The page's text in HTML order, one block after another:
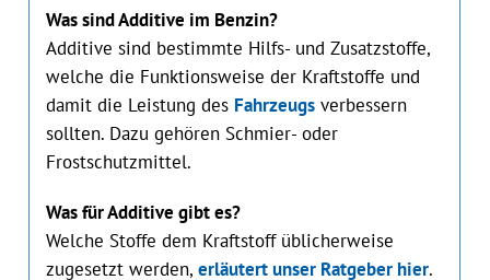
Was sind Additive im Benzin?
Additive sind bestimmte Hilfs- und Zusatzstoffe,
welche die Funktionsweise der Kraftstoffe und
damit die Leistung des Fahrzeugsverbessern
sollten. Dazu gehören Schmier- oder
Frostschutzmittel.
Was für Additive gibt es?
Welche Stoffe dem Kraftstoff üblicherweise
zugesetzt werden, erläutert unser Ratgeber hier.